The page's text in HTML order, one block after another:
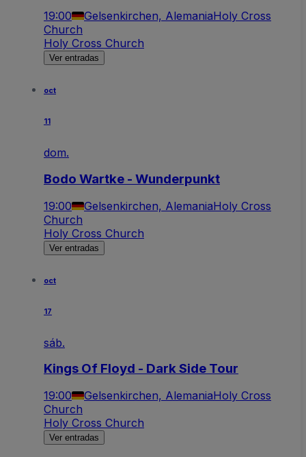
19:00 Gelsenkirchen, AlemaniaHoly Cross
Church
Holy Cross Church
Ver entradas
oct
11
dom.
Bodo Wartke - Wunderpunkt
19:00 Gelsenkirchen, AlemaniaHoly Cross
Church
Holy Cross Church
Ver entradas
oct
17
sáb.
Kings Of Floyd - Dark Side Tour
19:00 Gelsenkirchen, AlemaniaHoly Cross
Church
Holy Cross Church
Ver entradas